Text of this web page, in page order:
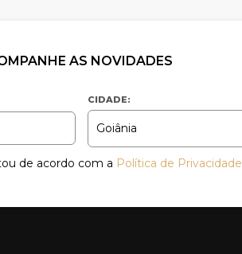
AS NOVIDADES
CIDADE:
de acordo com a Política de Privacidade